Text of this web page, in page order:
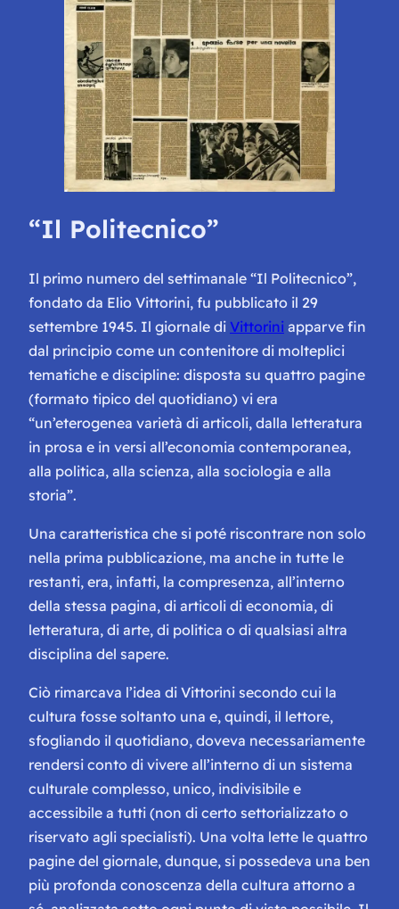
“Il Politecnico”
Il primo numero del settimanale “Il Politecnico”,
fondato da Elio Vittorini, fu pubblicato il 29
settembre 1945. Il giornale di Vittorini apparve fin
dal principio come un contenitore di molteplici
tematiche e discipline: disposta su quattro pagine
(formato tipico del quotidiano) vi era
“un’eterogenea varietà di articoli, dalla letteratura
in prosa e in versi all’economia contemporanea,
alla politica, alla scienza, alla sociologia e alla
storia”.
Una caratteristica che si poté riscontrare non solo
nella prima pubblicazione, ma anche in tutte le
restanti, era, infatti, la compresenza, all’interno
della stessa pagina, di articoli di economia, di
letteratura, di arte, di politica o di qualsiasi altra
disciplina del sapere.
Ciò rimarcava l’idea di Vittorini secondo cui la
cultura fosse soltanto una e, quindi, il lettore,
sfogliando il quotidiano, doveva necessariamente
rendersi conto di vivere all’interno di un sistema
culturale complesso, unico, indivisibile e
accessibile a tutti (non di certo settorializzato o
riservato agli specialisti). Una volta lette le quattro
pagine del giornale, dunque, si possedeva una ben
più profonda conoscenza della cultura attorno a